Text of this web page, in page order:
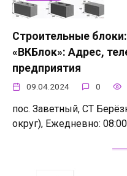
Строительные
«ВКБлок»: Адрес,
предприятия
09.04.2024 0
пос. Заветный, СТ
округ), Ежедневно: